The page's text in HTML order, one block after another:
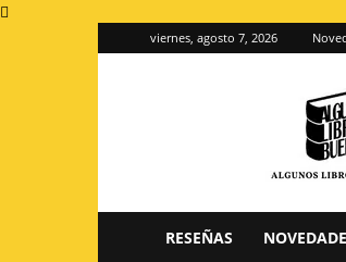
viernes, agosto 7, 2026
de
reseñas
RESEÑAS